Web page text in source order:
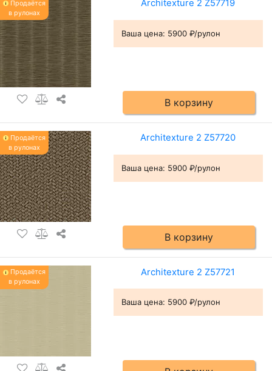
Продаётся
в рулонах
Architexture 2 Z57719
Ваша цена: 5900 ₽/рулон
В корзину
Продаётся
в рулонах
Architexture 2 Z57720
Ваша цена: 5900 ₽/рулон
В корзину
Продаётся
в рулонах
Architexture 2 Z57721
Ваша цена: 5900 ₽/рулон